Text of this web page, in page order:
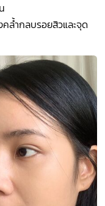
ล้ำกลบรอยสิวและจุด